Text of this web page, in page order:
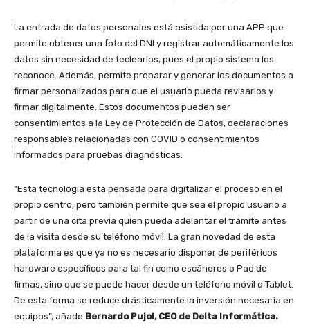
La entrada de datos personales está asistida por una APP que
permite obtener una foto del DNI y registrar automáticamente los
datos sin necesidad de teclearlos, pues el propio sistema los
reconoce. Además, permite preparar y generar los documentos a
firmar personalizados para que el usuario pueda revisarlos y
firmar digitalmente. Estos documentos pueden ser
consentimientos a la Ley de Protección de Datos, declaraciones
responsables relacionadas con COVID o consentimientos
informados para pruebas diagnósticas.
“Esta tecnología está pensada para digitalizar el proceso en el
propio centro, pero también permite que sea el propio usuario a
partir de una cita previa quien pueda adelantar el trámite antes
de la visita desde su teléfono móvil. La gran novedad de esta
plataforma es que ya no es necesario disponer de periféricos
hardware específicos para tal fin como escáneres o Pad de
firmas, sino que se puede hacer desde un teléfono móvil o Tablet.
De esta forma se reduce drásticamente la inversión necesaria en
equipos”, añade Bernardo Pujol, CEO de Delta Informática.